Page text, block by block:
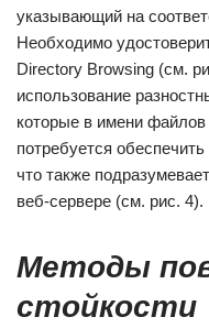
указывающий на
Необходимо
Directory Browsing (см.
использование
которые в имени
потребуется
что также
веб-сервере (см. рис. 4).
Методы
стойкости